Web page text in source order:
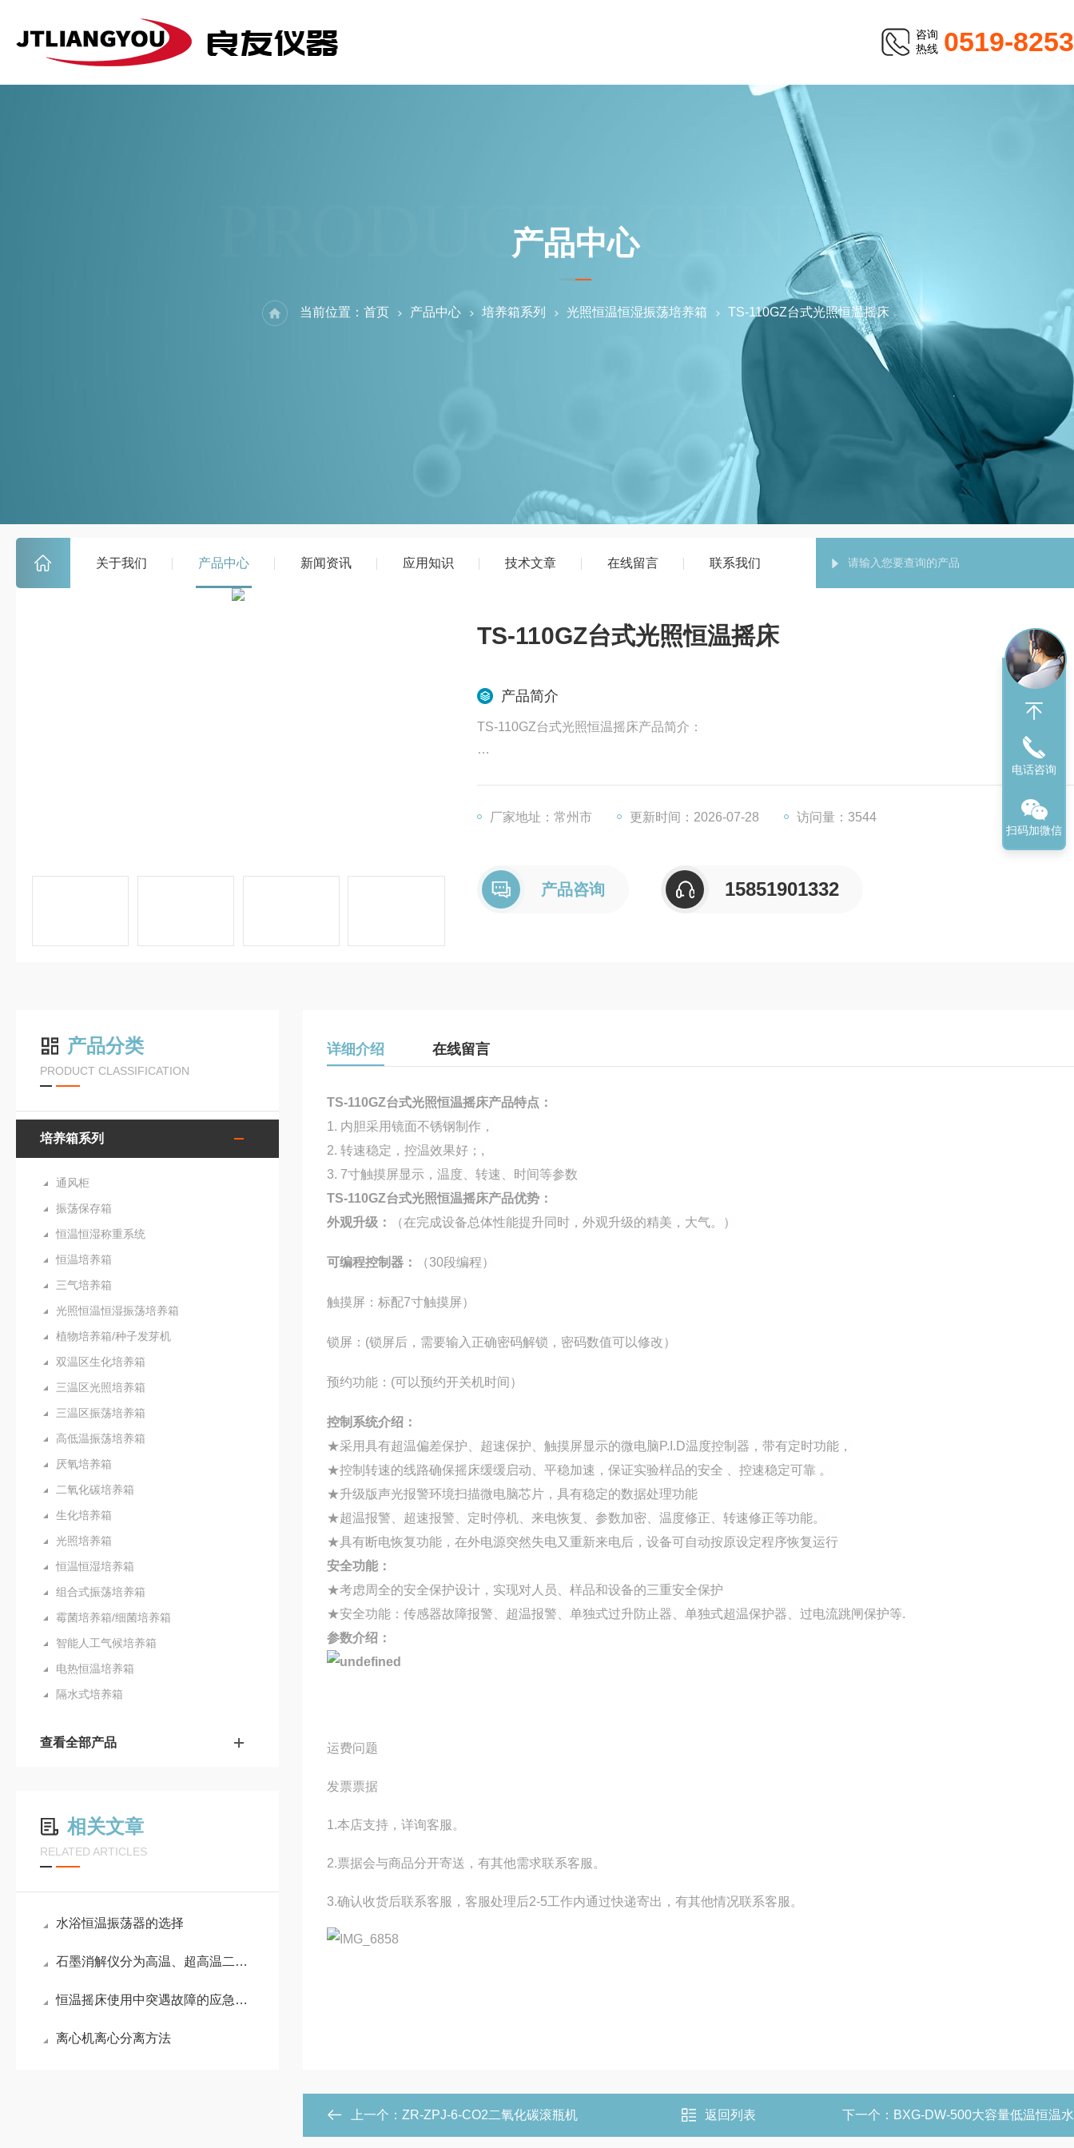
咨询
热线 0519-
关于我们 产品中心 新闻资讯 应用知识 技术文章 在线留言 联系我们
PRODUCTS CENTER
产品中心
当前位置： 首页 产品中心 培养箱系列 光照恒温恒湿振荡培养箱 TS-110GZ台式光照恒温摇床
TS-110GZ台式光照恒温摇床
产品简介
TS-110GZ台式光照恒温摇床产品简介：
台式光照恒温摇床（又名光照恒温震荡器）广泛应用于对温度、振荡频率有着较高要求的细菌培养、发
着广泛而重要的应用。应用于微生物组织细胞培养，种子发芽，育苗实验，植物栽培以及昆虫、小动
厂家地址：常州市 更新时间：2026-07-28 访问量：3544
产品咨询 15851901332
产品分类
PRODUCT CLASSIFICATION
培养箱系列
通风柜
振荡保存箱
恒温恒湿称重系统
恒温培养箱
三气培养箱
光照恒温恒湿振荡培养箱
植物培养箱/种子发芽机
双温区生化培养箱
三温区光照培养箱
三温区振荡培养箱
高低温振荡培养箱
厌氧培养箱
二氧化碳培养箱
生化培养箱
光照培养箱
恒温恒湿培养箱
组合式振荡培养箱
霉菌培养箱/细菌培养箱
智能人工气候培养箱
电热恒温培养箱
隔水式培养箱
查看全部产品
相关文章
RELATED ARTICLES
水浴恒温振荡器的选择
石墨消解仪分为高温、超高温二大类型
恒温摇床使用中突遇故障的应急处理方法
离心机离心分离方法
详细介绍 在线留言
TS-110GZ台式光照恒温摇床产品特点：
1. 内胆采用镜面不锈钢制作，
2. 转速稳定，控温效果好；,
3. 7寸触摸屏显示，温度、转速、时间等参数
TS-110GZ台式光照恒温摇床产品优势：
外观升级：
（在完成设备总体性能提升同时，外观升级的精美，大气。）
可编程控制器： （30段编程）
触摸屏：标配7寸触摸屏）
锁屏：(锁屏后，需要输入正确密码解锁，密码数值可以修改）
预约功能：(可以预约开关机时间）
控制系统介绍：
★采用具有超温偏差保护、超速保护、触摸屏显示的微电脑P.I.D温度控制器，带有定时功能，
★控制转速的线路确保摇床缓缓启动、平稳加速，保证实验样品的安全 、控速稳定可靠 。
★升级版声光报警环境扫描微电脑芯片，具有稳定的数据处理功能
★超温报警、超速报警、定时停机、来电恢复、参数加密、温度修正、转速修正等功能。
★具有断电恢复功能，在外电源突然失电又重新来电后，设备可自动按原设定程序恢复运行
安全功能：
★考虑周全的安全保护设计，实现对人员、样品和设备的三重安全保护
★安全功能：传感器故障报警、超温报警、单独式过升防止器、单独式超温保护器、过电流跳闸保护等.
参数介绍：
运费问题
发票票据
1.本店支持，详询客服。
2.票据会与商品分开寄送，有其他需求联系客服。
3.确认收货后联系客服，客服处理后2-5工作内通过快递寄出，有其他情况联系客服。
上一个： ZR-ZPJ-6-CO2二氧化碳滚瓶机 返回列表 下一个： BXG-DW-500大容量低温恒温
电话咨询
扫码加微信